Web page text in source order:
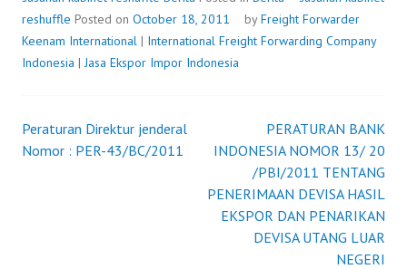
reshuffle Posted on October 18, 2011 byFreight Forwarder
Keenam International | International Freight Forwarding Company
Indonesia |Jasa Ekspor Impor Indonesia
Post
Peraturan Direktur jenderal
Nomor : PER-43/BC/2011
PERATURAN BANK
INDONESIA NOMOR 13/ 20
/PBI/2011 TENTANG
PENERIMAAN DEVISA HASIL
EKSPOR DAN PENARIKAN
DEVISA UTANG LUAR
NEGERI